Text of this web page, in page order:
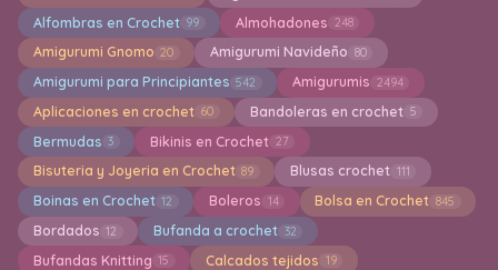
Alfombras en Crochet 99 Almohadones 248
Amigurumi Gnomo 20 Amigurumi Navideño 80
Amigurumi para Principiantes 542 Amigurumis 2494
Aplicaciones en crochet 60 Bandoleras en crochet 5
Bermudas 3 Bikinis en Crochet 27
Bisuteria y Joyeria en Crochet 89 Blusas crochet 111
Boinas en Crochet 12 Boleros 14 Bolsa en Crochet 845
Bordados 12 Bufanda a crochet 32
Bufandas Knitting 15 Calcados tejidos 19